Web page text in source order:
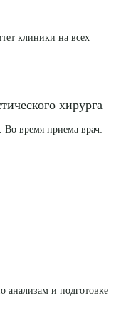
клиники на всех
хирурга
Во время приема врач:
анализам и подготовке
услугу